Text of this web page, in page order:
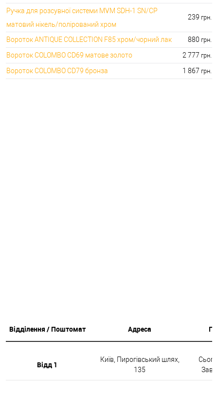
Ручка для розсувної системи MVM SDH-1 SN/CP
матовий нікель/полірований хром
239 грн.
Вороток ANTIQUE COLLECTION F85 хром/чорний лак 880 грн.
Вороток COLOMBO CD69 матове золото 2 777 грн.
Вороток COLOMBO CD79 бронза 1 867 грн.
Відділення / Поштомат Адреса
Відд 1
Київ, Пирогівський шлях,
135